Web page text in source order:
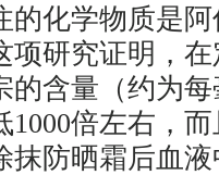
化学物质是阿
项研究证明，
的含量（约为
1000倍左右，
抹防晒霜后血